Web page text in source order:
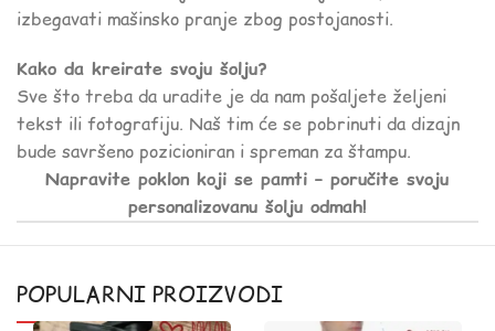
izbegavati mašinsko pranje zbog postojanosti.
Kako da kreirate svoju šolju?
Sve što treba da uradite je da nam pošaljete željeni
tekst ili fotografiju. Naš tim će se pobrinuti da dizajn
bude savršeno pozicioniran i spreman za štampu.
Napravite poklon koji se pamti – poručite svoju
personalizovanu šolju odmah!
POPULARNI PROIZVODI